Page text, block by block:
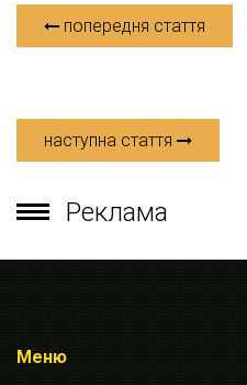
попередня стаття
наступна стаття
Реклама
Меню